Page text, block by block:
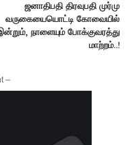
ஜனாதிபதி திரவுபதி முர்மு
வருகையையொட்டி கோவையில்
நாளையும் போக்குவரத்து
மாற்றம்..!
–